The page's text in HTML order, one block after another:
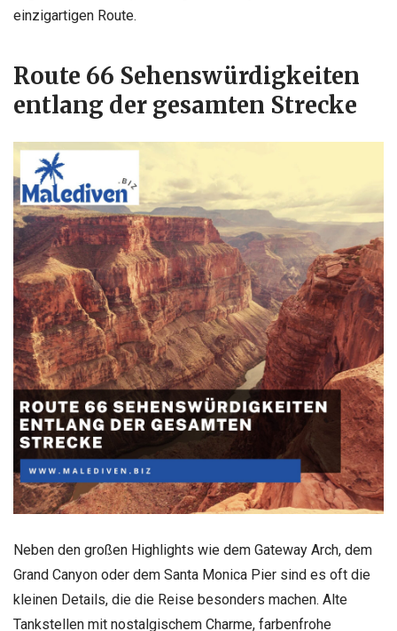
einzigartigen Route.
Route 66 Sehenswürdigkeiten
entlang der gesamten Strecke
Neben den großen Highlights wie dem Gateway Arch, dem
Grand Canyon oder dem Santa Monica Pier sind es oft die
kleinen Details, die die Reise besonders machen. Alte
Tankstellen mit nostalgischem Charme, farbenfrohe